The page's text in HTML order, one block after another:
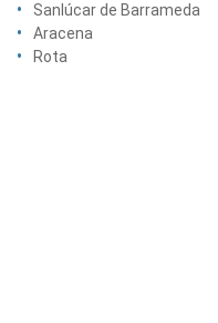
Sanlúcar de Barrameda
Aracena
Rota